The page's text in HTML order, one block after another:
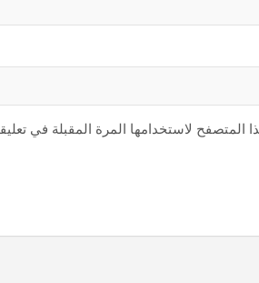
المتصفح لاستخدامها المرة المقبلة في